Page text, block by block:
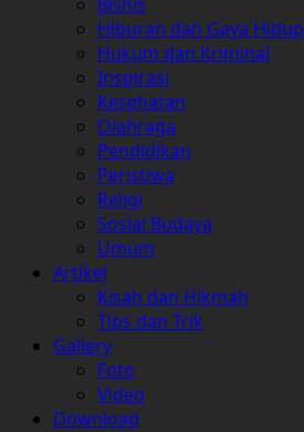
Hiburan dan Gaya Hidup
Hukum dan Kriminal
Inspirasi
Kesehatan
Olahraga
Pendidikan
Peristiwa
Religi
Sosial Budaya
Umum
Artikel
Kisah dan Hikmah
Tips dan Trik
Gallery
Foto
Video
Download